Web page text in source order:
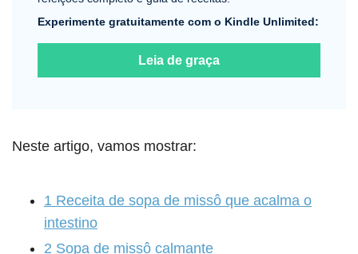
Experimente gratuitamente com o Kindle Unlimited:
Leia de graça
Neste artigo, vamos mostrar:
1 Receita de sopa de missô que acalma o
intestino
2 Sopa de missô calmante